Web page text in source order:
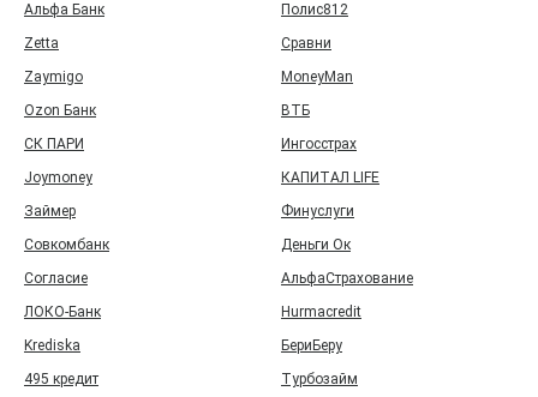
Альфа Банк
Полис812
Zetta
Сравни
Zaymigo
MoneyMan
Ozon Банк
ВТБ
СК ПАРИ
Ингосстрах
Joymoney
КАПИТАЛ LIFE
Займер
Финуслуги
Совкомбанк
Деньги Ок
Согласие
АльфаСтрахование
ЛОКО-Банк
Hurmacredit
Krediska
БериБеру
495 кредит
Турбозайм